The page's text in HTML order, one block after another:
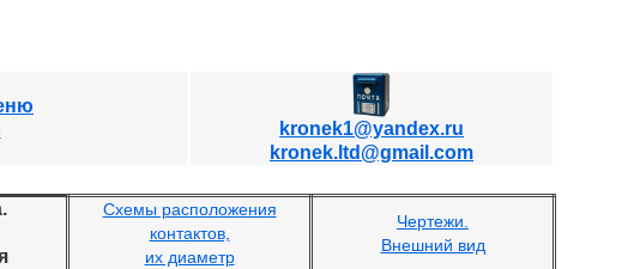
kronek1@yandex.ru
kronek.ltd@gmail.com
Схемы расположения
контактов,
их диаметр
Чертежи.
Внешний вид